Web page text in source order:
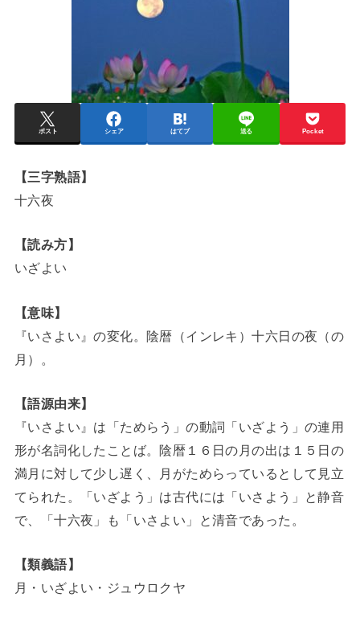
ポスト シェア はてブ 送る Pocket
【三字熟語】
十六夜
【読み方】
いざよい
【意味】
『いさよい』の変化。陰暦（インレキ）十六日の夜（の
月）。
【語源由来】
『いさよい』は「ためらう」の動詞「いざよう」の連用
形が名詞化したことば。陰暦１６日の月の出は１５日の
満月に対して少し遅く、月がためらっているとして見立
てられた。「いざよう」は古代には「いさよう」と静音
で、「十六夜」も「いさよい」と清音であった。
【類義語】
月・いざよい・ジュウロクヤ